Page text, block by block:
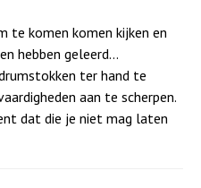
te komen komen kijken en
hebben geleerd...
ter hand te
aan te scherpen.
dat die je niet mag laten